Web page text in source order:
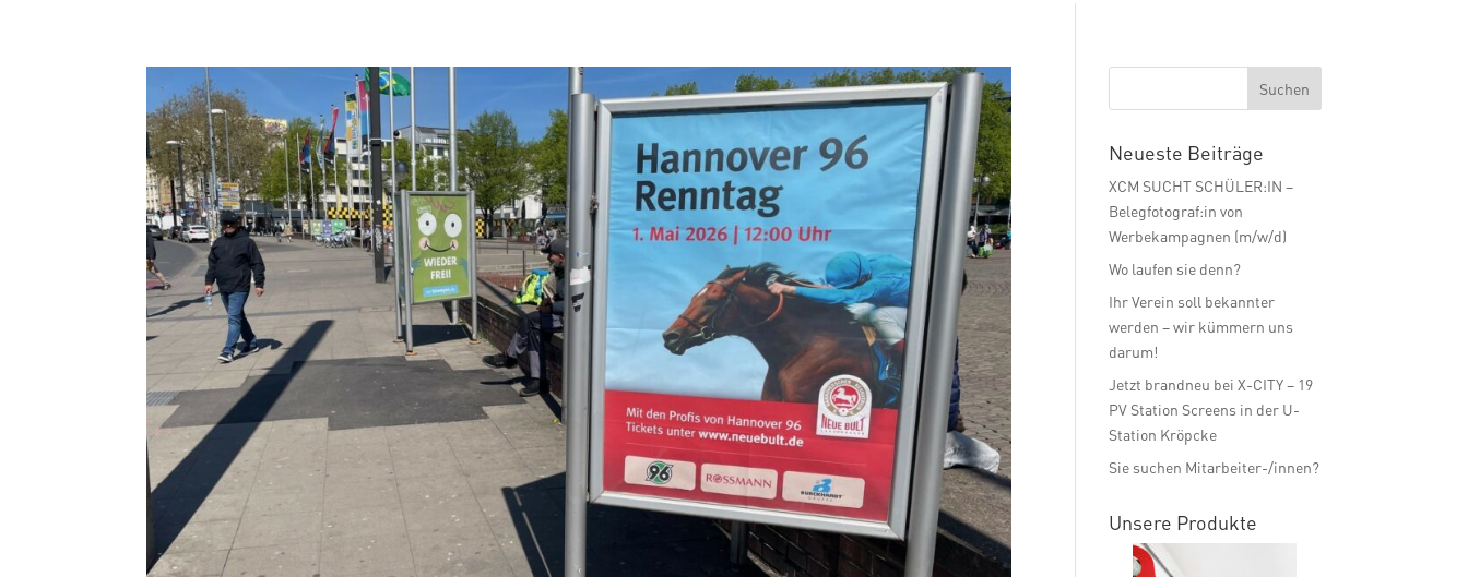
Neueste Beiträge
XCM SUCHT SCHÜLER:IN –
Belegfotograf:in von
Werbekampagnen (m/w/d)
Wo laufen sie denn?
Ihr Verein soll bekannter
werden – wir kümmern uns
darum!
Jetzt brandneu bei X-CITY – 19
PV Station Screens in der U-
Station Kröpcke
Sie suchen Mitarbeiter-/innen?
Unsere Produkte